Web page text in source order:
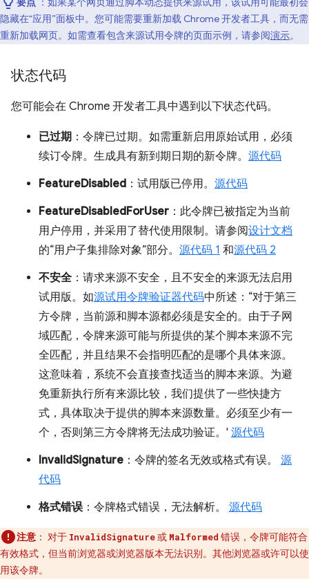
隐藏在“应用”面板中。您可能需要重新加载 Chrome 开发者工具，而无需
重新加载网页。如需查看包含来源试用令牌的页面示例，请参阅演示。
状态代码
您可能会在 Chrome 开发者工具中遇到以下状态代码。
已过期 ：令牌已过期。如需重新启用原始试用，必须
续订令牌。生成具有新到期日期的新令牌。 源代码
FeatureDisabled ：试用版已停用。 源代码
FeatureDisabledForUser ：此令牌已被指定为当前
用户停用，并采用了替代使用限制。请参阅设计文档
的“用户子集排除对象”部分。 源代码 1 和源代码 2
不安全 ：请求来源不安全，且不安全的来源无法启用
试用版。如源试用令牌验证器代码中所述：“对于第三
方令牌，当前源和脚本源都必须是安全的。由于子网
域匹配，令牌来源可能与所提供的某个脚本来源不完
全匹配，并且结果不会指明匹配的是哪个具体来源。
这意味着，系统不会直接查找适当的脚本来源。为避
免重新执行所有来源比较，我们提供了一些快捷方
式，具体取决于提供的脚本来源数量。必须至少有一
个，否则第三方令牌将无法成功验证。' 源代码
InvalidSignature ：令牌的签名无效或格式有误。 源
代码
格式错误 ：令牌格式错误，无法解析。 源代码
注意 ： 对于 InvalidSignature或 Malformed 错误，令牌可能符合
有效格式，但当前浏览器或浏览器版本无法识别。其他浏览器或许可以使
用该令牌。